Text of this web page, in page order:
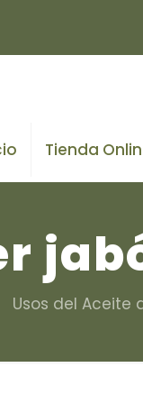
Tienda
Usos del Aceite